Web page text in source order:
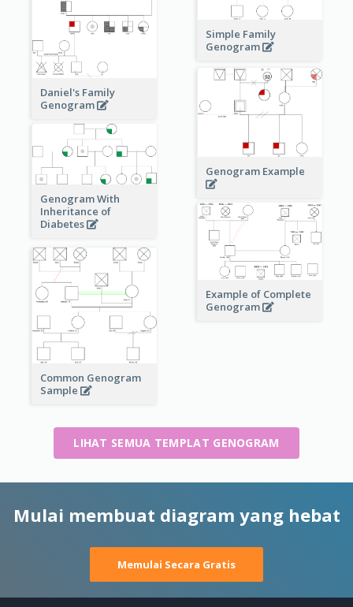
Simple Family
Genogram
Daniel's Family
Genogram
Genogram Example
Genogram With
Inheritance of
Diabetes
Example of Complete
Genogram
Common Genogram
Sample
LIHAT SEMUA TEMPLAT GENOGRAM
Mulai membuat diagram yang hebat
Memulai Secara Gratis